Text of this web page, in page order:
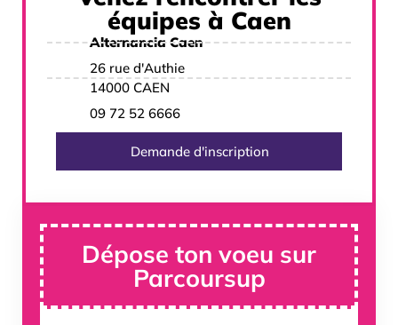
équipes à Caen
Alternancia Caen
26 rue d'Authie
14000 CAEN
09 72 52 6666
Demande d'inscription
Dépose ton voeu sur
Parcoursup